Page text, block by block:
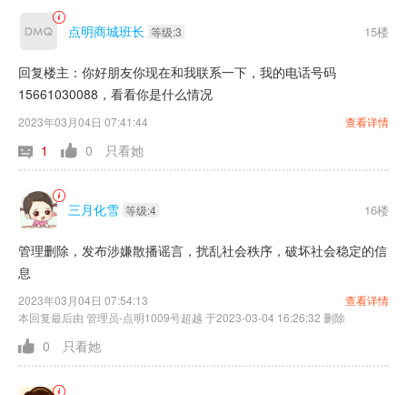
点明商城班长 等级:3 15楼
回复楼主：你好朋友你现在和我联系一下，我的电话号码
15661030088，看看你是什么情况
2023年03月04日 07:41:44 查看详情
1 0 只看她
三月化雪 等级:4 16楼
管理删除，发布涉嫌散播谣言，扰乱社会秩序，破坏社会稳定的信
息
2023年03月04日 07:54:13
查看详情
本回复最后由 管理员-点明1009号超越 于2023-03-04 16:26:32 删除
0 只看她